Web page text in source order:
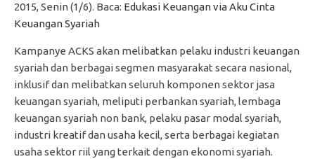
2015, Senin (1/6). Baca: Edukasi Keuangan via Aku Cinta
Keuangan Syariah
Kampanye ACKS akan melibatkan pelaku industri keuangan
syariah dan berbagai segmen masyarakat secara nasional,
inklusif dan melibatkan seluruh komponen sektor jasa
keuangan syariah, meliputi perbankan syariah, lembaga
keuangan syariah non bank, pelaku pasar modal syariah,
industri kreatif dan usaha kecil, serta berbagai kegiatan
usaha sektor riil yang terkait dengan ekonomi syariah.